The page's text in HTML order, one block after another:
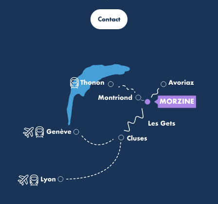
Contact